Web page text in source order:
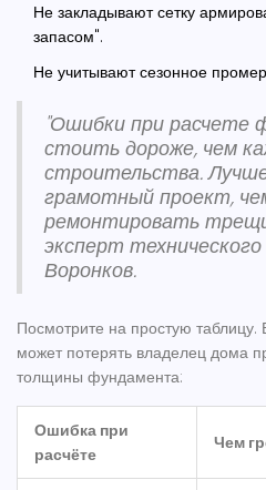
Не закладывают сетку
запасом".
Не учитывают сезонное
"Ошибки при расчете
стоить дороже, чем
строительства.
грамотный проект,
ремонтировать
эксперт
Воронков.
Посмотрите на простую
может потерять владелец дома
толщины фундамента:
Ошибка при
расчёте
Чем